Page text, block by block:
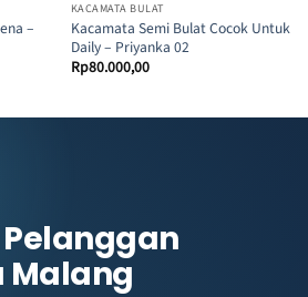
–
KACAMATA BULAT
Kacamata Semi Bulat Cocok Untuk
Daily – Priyanka 02
Rp80.000,00
Malang